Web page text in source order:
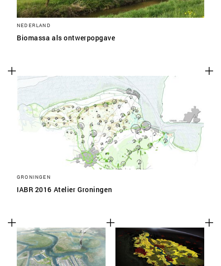
NEDERLAND
Biomassa als ontwerpopgave
GRONINGEN
IABR 2016 Atelier Groningen